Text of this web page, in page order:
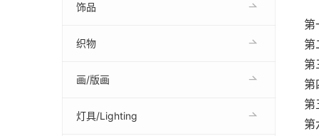
第
第
第
第
第
第
饰品
织物
画/版画
灯具/Lighting